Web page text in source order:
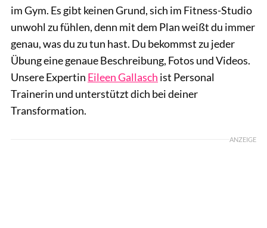
im Gym. Es gibt keinen Grund, sich im Fitness-Studio
unwohl zu fühlen, denn mit dem Plan weißt du immer
genau, was du zu tun hast. Du bekommst zu jeder
Übung eine genaue Beschreibung, Fotos und Videos.
Unsere Expertin Eileen Gallasch ist Personal
Trainerin und unterstützt dich bei deiner
Transformation.
ANZEIGE